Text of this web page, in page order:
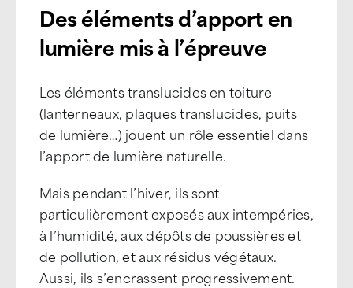
Des éléments d’apport en
lumière mis à l’épreuve
Les éléments translucides en toiture
(lanterneaux, plaques translucides, puits
de lumière…) jouent un rôle essentiel dans
l’apport de lumière naturelle.
Mais pendant l’hiver, ils sont
particulièrement exposés aux intempéries,
à l’humidité, aux dépôts de poussières et
de pollution, et aux résidus végétaux.
Aussi, ils s’encrassent progressivement.